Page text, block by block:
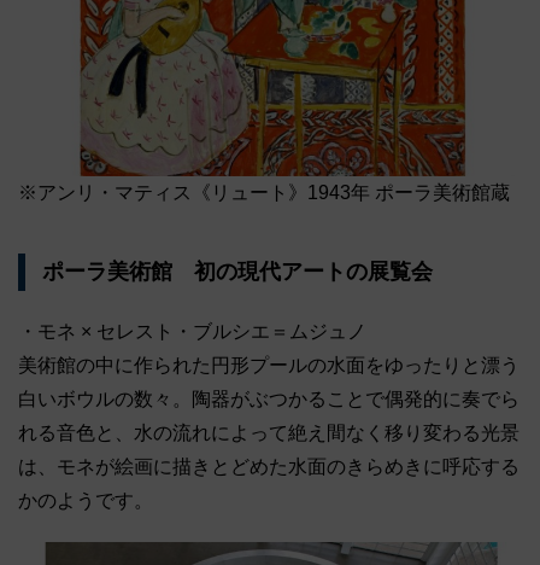
※アンリ・マティス《リュート》1943年 ポーラ美術館蔵
ポーラ美術館 初の現代アートの展覧会
・モネ × セレスト・ブルシエ＝ムジュノ
美術館の中に作られた円形プールの水面をゆったりと漂う
白いボウルの数々。陶器がぶつかることで偶発的に奏でら
れる音色と、水の流れによって絶え間なく移り変わる光景
は、モネが絵画に描きとどめた水面のきらめきに呼応する
かのようです。